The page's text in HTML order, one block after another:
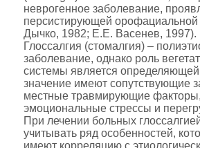
неврогенное заболевание,
персистирующей
Дычко, 1982; Е.Е. Васенев, 1997).
Глоссалгия (стомалгия) –
заболевание, однако роль
системы является
значение имеют сопутствующие
местные травмирующие
эмоциональные стрессы и
При лечении больных
учитывать ряд особенностей,